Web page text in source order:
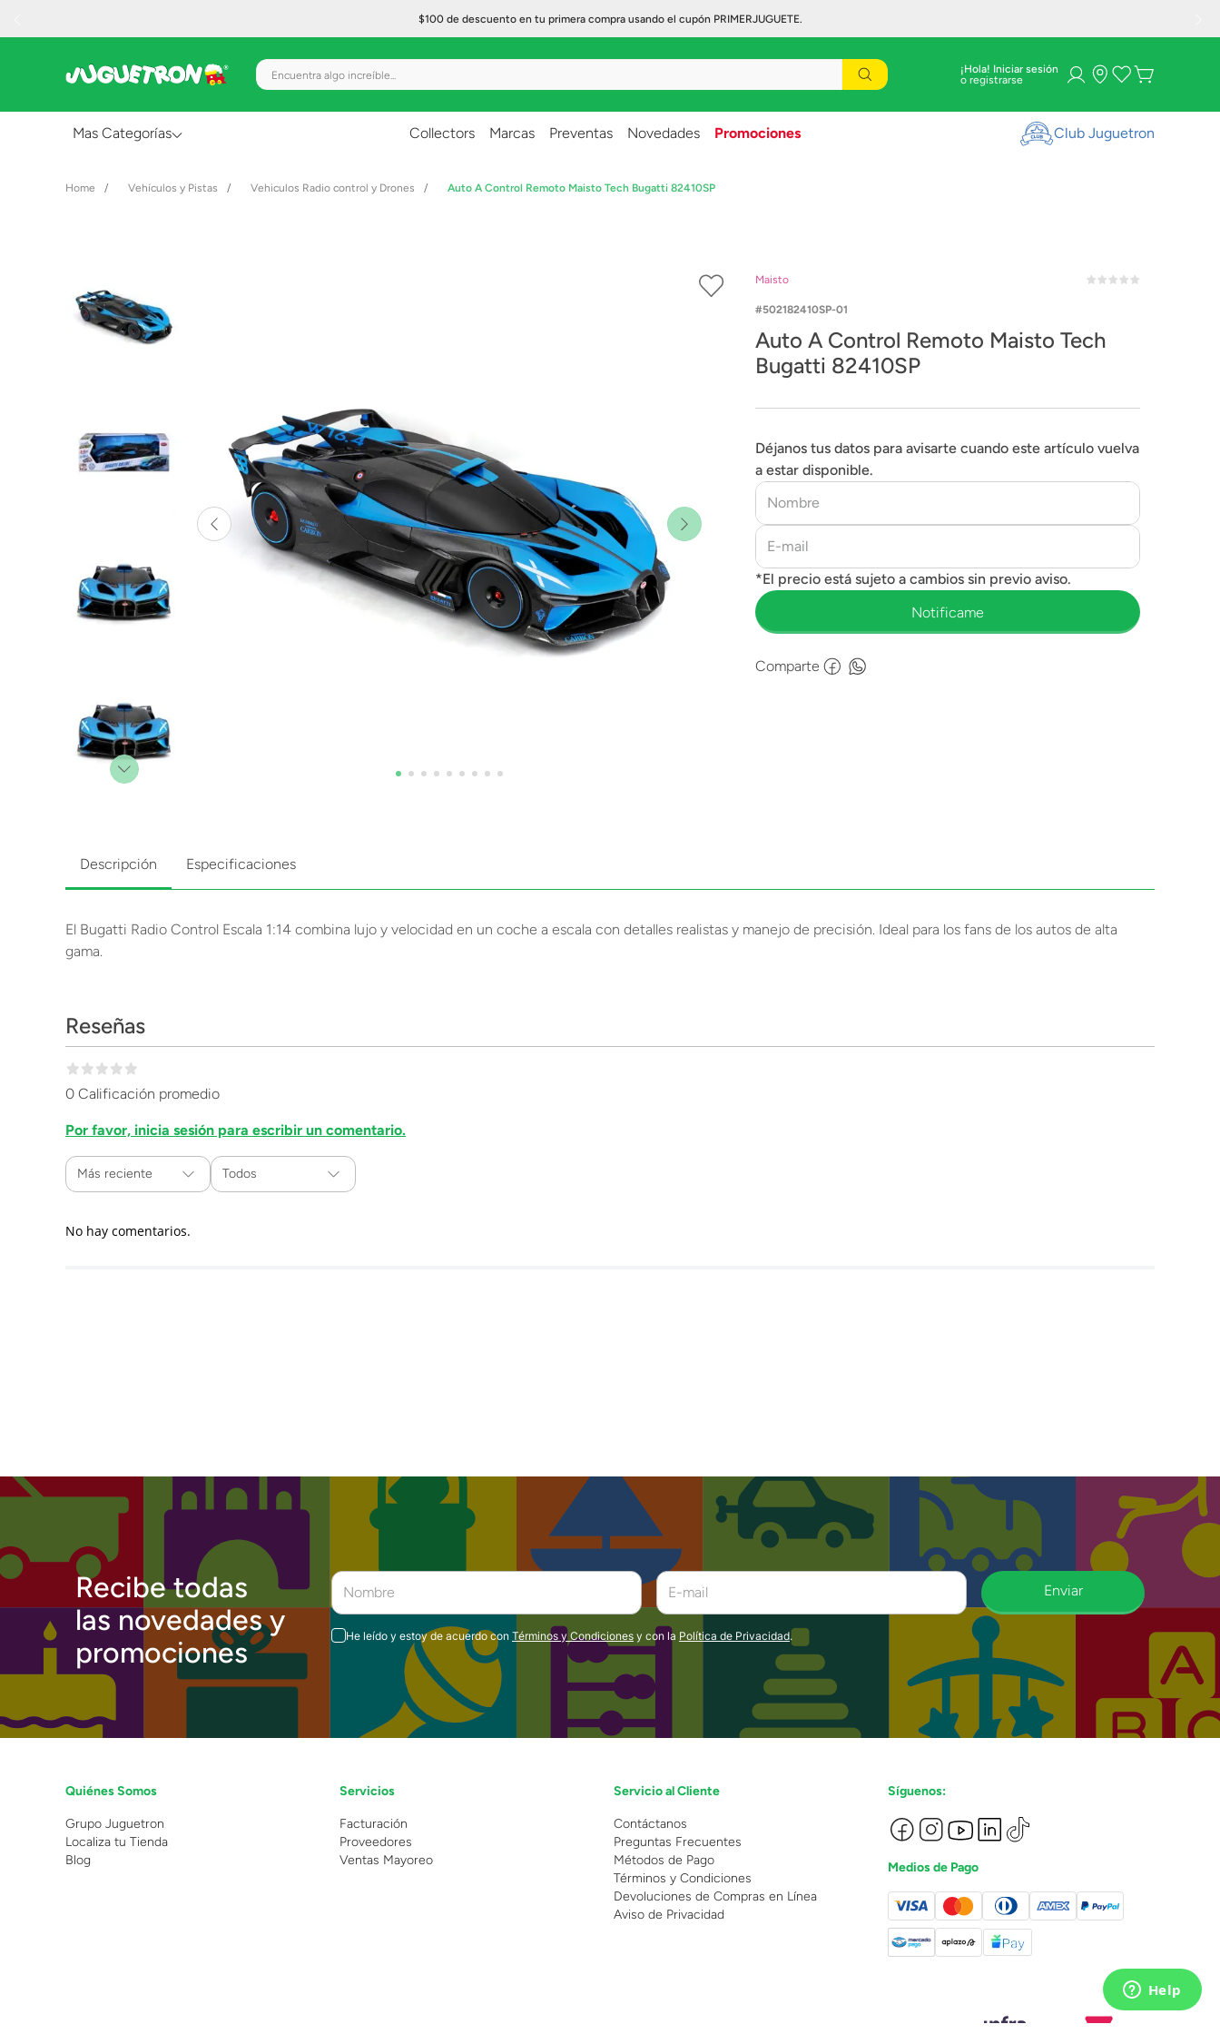
$100 de descuento en tu primera compra usando el cupón PRIMERJUGUETE.
Encuentra algo increíble... ¡Hola! Iniciar sesión
Mas Categorías
Figuras de Acción
Muñecas
Vehículos y Pistas
Collectors Marcas Preventas Novedades Promociones Club Juguetron
Vehículos y Pistas Vehiculos Radio control y Drones Auto A Control Remoto Maisto Tech Bugatti 82410SP
Maisto
502182410SP-01
Auto A Control Remoto Maisto Tech
Bugatti 82410SP
Déjanos tus datos para avisarte cuando este artículo vuelva
a estar disponible.
Comparte
Descripción Especificaciones
El Bugatti Radio Control Escala 1:14 combina lujo y velocidad en un coche a escala con detalles realistas y manejo de precisión. Ideal para los fans de los autos de alta
gama.
Reseñas
0 Calificación promedio
Por favor, inicia sesión para escribir un comentario.
Más reciente Todos
No hay comentarios.
Recibe todas
las novedades y
promociones
Enviar
He leído y estoy de acuerdo con Términos y Condiciones y con la Política de Privacidad.
Quiénes Somos
Grupo Juguetron
Localiza tu Tienda
Blog
Servicios
Facturación
Proveedores
Ventas Mayoreo
Servicio al Cliente
Contáctanos
Preguntas Frecuentes
Métodos de Pago
Términos y Condiciones
Devoluciones de Compras en Línea
Aviso de Privacidad
Síguenos:
Medios de Pago